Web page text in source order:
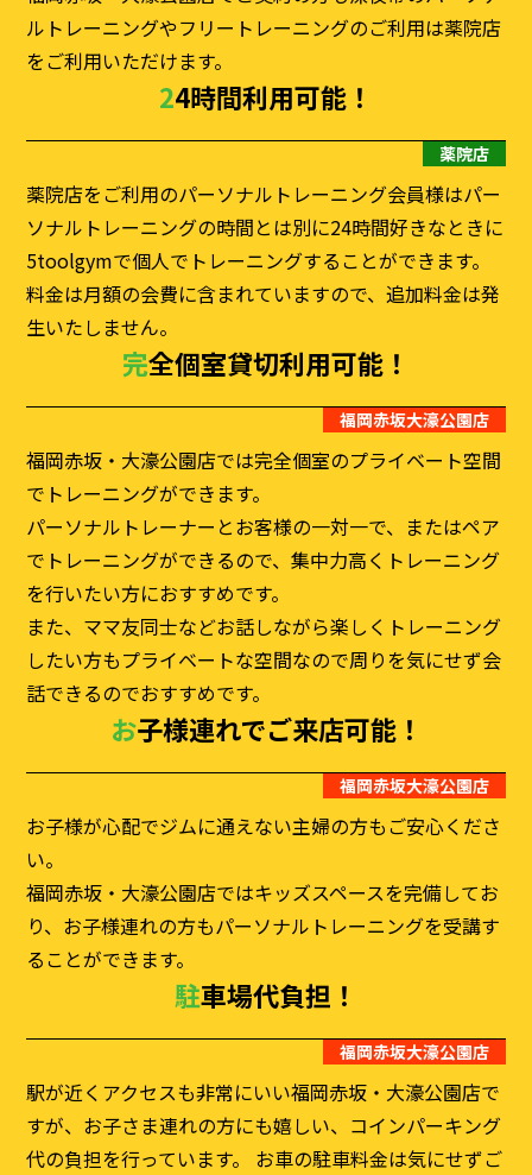
ルトレーニングやフリートレーニングのご利用は薬院店
をご利用いただけます。
24時間利用可能！
薬院店
薬院店をご利用のパーソナルトレーニング会員様はパー
ソナルトレーニングの時間とは別に24時間好きなときに
5toolgymで個人でトレーニングすることができます。
料金は月額の会費に含まれていますので、追加料金は発
生いたしません。
完全個室貸切利用可能！
福岡赤坂大濠公園店
福岡赤坂・大濠公園店では完全個室のプライベート空間
でトレーニングができます。
パーソナルトレーナーとお客様の一対一で、またはペア
でトレーニングができるので、集中力高くトレーニング
を行いたい方におすすめです。
また、ママ友同士などお話しながら楽しくトレーニング
したい方もプライベートな空間なので周りを気にせず会
話できるのでおすすめです。
お子様連れでご来店可能！
福岡赤坂大濠公園店
お子様が心配でジムに通えない主婦の方もご安心くださ
い。
福岡赤坂・大濠公園店ではキッズスペースを完備してお
り、お子様連れの方もパーソナルトレーニングを受講す
ることができます。
駐車場代負担！
福岡赤坂大濠公園店
駅が近くアクセスも非常にいい福岡赤坂・大濠公園店で
すが、お子さま連れの方にも嬉しい、コインパーキング
代の負担を行っています。 お車の駐車料金は気にせずご